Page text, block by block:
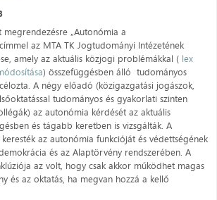
„Autonómia a
az MTA TK Jogtudományi Intézetének
amely az aktuális közjogi problémákkal ( lex
) összefüggésben álló tudományos
A négy előadó (közigazgatási jogászok,
tudományos és gyakorlati szinten
az autonómia kérdését az aktuális
és tágabb keretben is vizsgálták. A
az autonómia funkcióját és védettségének
és az Alaptörvény rendszerében. A
az volt, hogy csak akkor működhet magas
és az oktatás, ha megvan hozzá a kellő